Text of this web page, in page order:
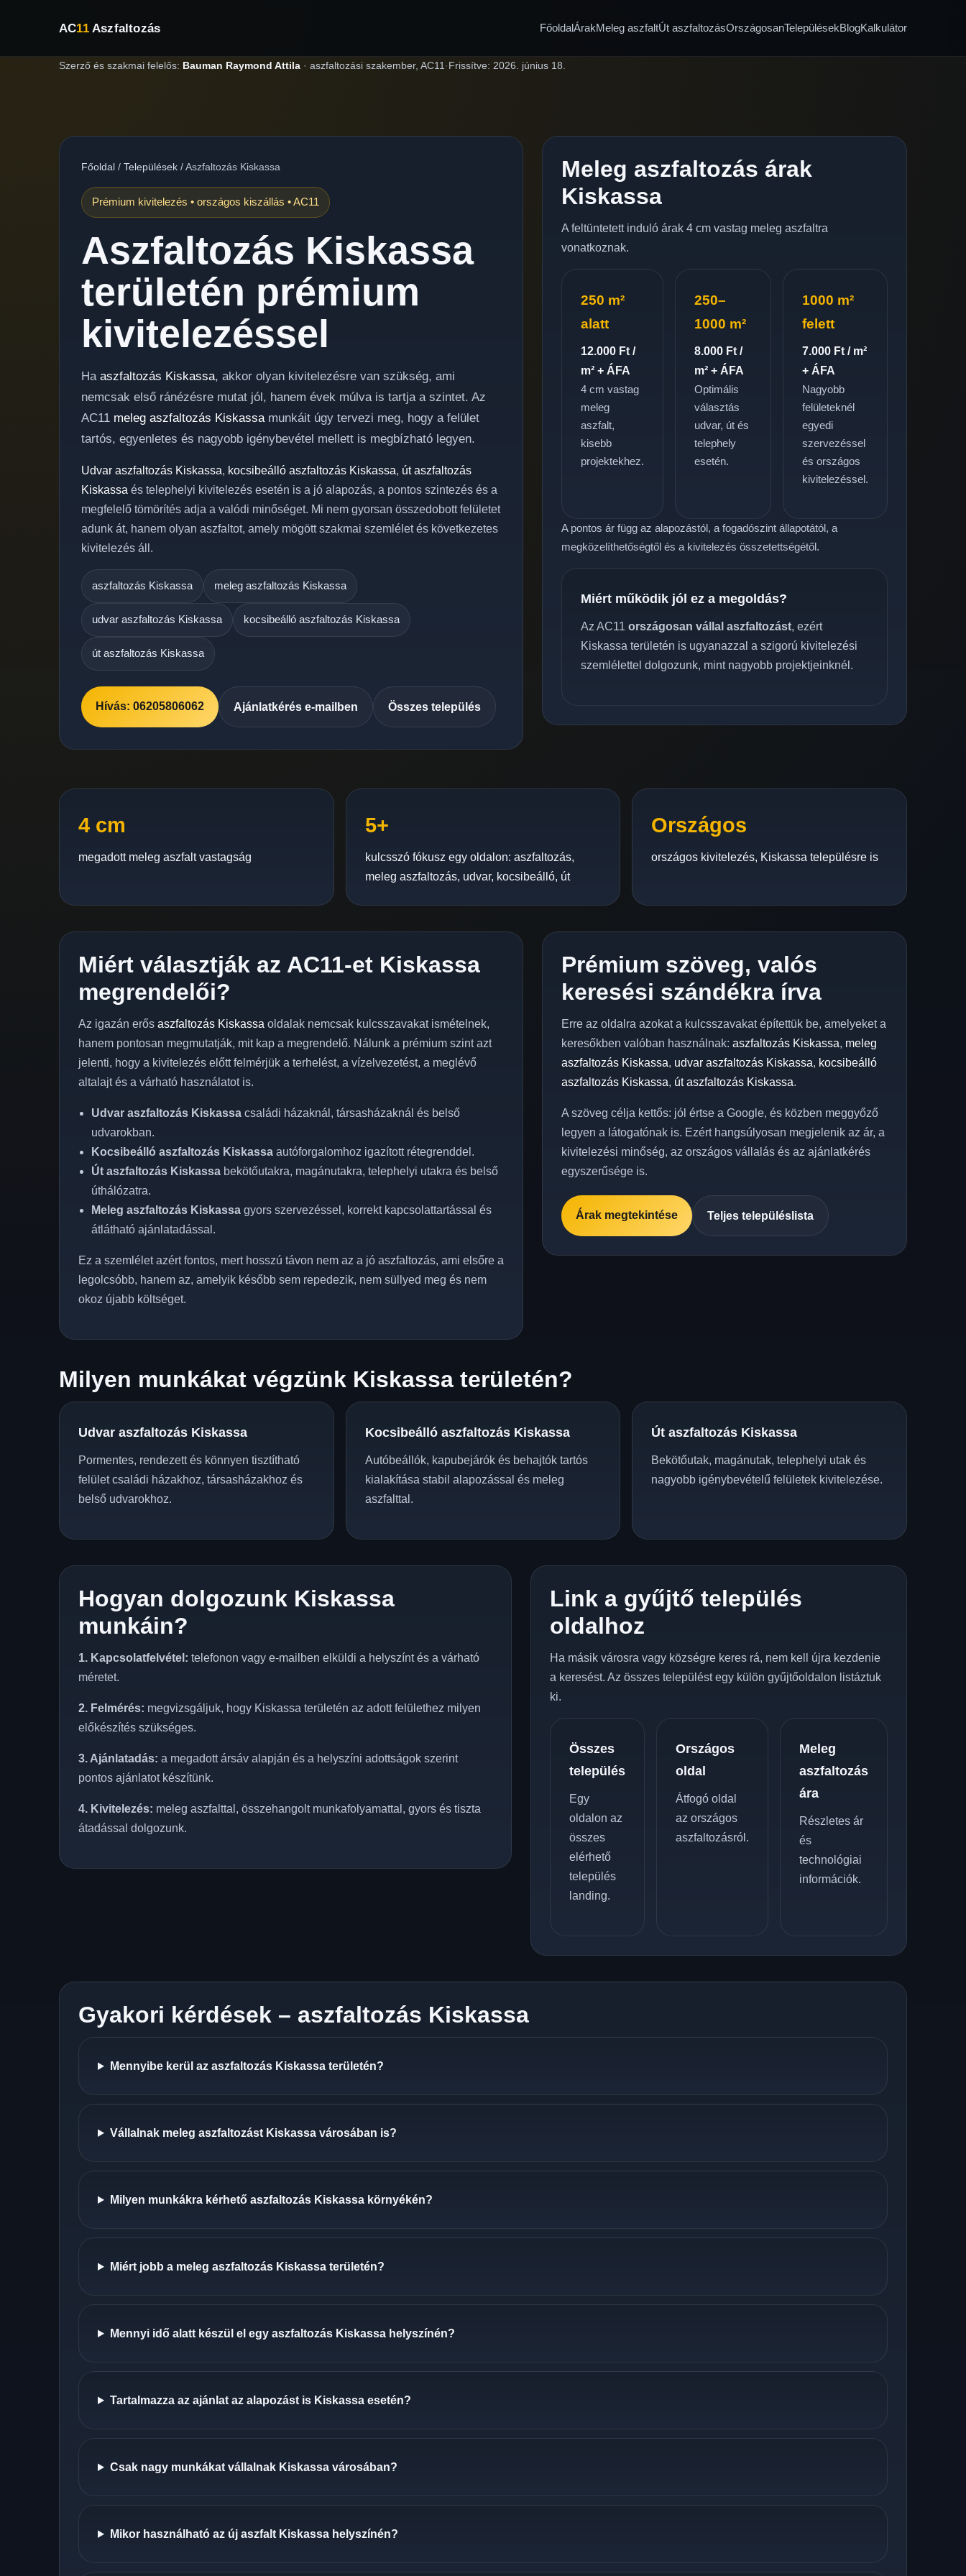
AC11Aszfaltozás FőoldalÁrakMeleg aszfaltÚt aszfaltozásOrszágosanTelepülésekBlogKalkulátor
Szerző és szakmai felelős: Bauman Raymond Attila · aszfaltozási szakember, AC11 ·Frissítve: 2026. június 18.
Főoldal / Települések /Aszfaltozás Kiskassa
Prémium kivitelezés • országos kiszállás • AC11
Aszfaltozás Kiskassa
területén prémium
kivitelezéssel
Ha aszfaltozás Kiskassa, akkor olyan kivitelezésre van szükség, ami
nemcsak első ránézésre mutat jól, hanem évek múlva is tartja a szintet. Az
AC11 meleg aszfaltozás Kiskassamunkáit úgy tervezi meg, hogy a felület
tartós, egyenletes és nagyobb igénybevétel mellett is megbízható legyen.
Udvar aszfaltozás Kiskassa, kocsibeálló aszfaltozás Kiskassa, út aszfaltozás
Kiskassa és telephelyi kivitelezés esetén is a jó alapozás, a pontos szintezés és a
megfelelő tömörítés adja a valódi minőséget. Mi nem gyorsan összedobott felületet
adunk át, hanem olyan aszfaltot, amely mögött szakmai szemlélet és következetes
kivitelezés áll.
aszfaltozás Kiskassa meleg aszfaltozás Kiskassa
udvar aszfaltozás Kiskassa kocsibeálló aszfaltozás Kiskassa
út aszfaltozás Kiskassa
Hívás: 06205806062 Ajánlatkérés e-mailben Összes település
Meleg aszfaltozás árak
Kiskassa
A feltüntetett induló árak 4 cm vastag meleg aszfaltra
vonatkoznak.
250 m²
alatt
12.000 Ft /
m² + ÁFA
4 cm vastag
meleg
aszfalt,
kisebb
projektekhez.
250–
1000 m²
8.000 Ft /
m² + ÁFA
Optimális
választás
udvar, út és
telephely
esetén.
1000 m²
felett
7.000 Ft / m²
+ ÁFA
Nagyobb
felületeknél
egyedi
szervezéssel
és országos
kivitelezéssel.
A pontos ár függ az alapozástól, a fogadószint állapotától, a
megközelíthetőségtől és a kivitelezés összetettségétől.
Miért működik jól ez a megoldás?
Az AC11országosan vállal aszfaltozást, ezért
Kiskassa területén is ugyanazzal a szigorú kivitelezési
szemlélettel dolgozunk, mint nagyobb projektjeinknél.
4 cm
megadott meleg aszfalt vastagság
5+
kulcsszó fókusz egy oldalon: aszfaltozás,
meleg aszfaltozás, udvar, kocsibeálló, út
Országos
országos kivitelezés, Kiskassa településre is
Miért választják az AC11-et Kiskassa
megrendelői?
Az igazán erős aszfaltozás Kiskassa oldalak nemcsak kulcsszavakat ismételnek,
hanem pontosan megmutatják, mit kap a megrendelő. Nálunk a prémium szint azt
jelenti, hogy a kivitelezés előtt felmérjük a terhelést, a vízelvezetést, a meglévő
altalajt és a várható használatot is.
Udvar aszfaltozás Kiskassa családi házaknál, társasházaknál és belső
udvarokban.
Kocsibeálló aszfaltozás Kiskassa autóforgalomhoz igazított rétegrenddel.
Út aszfaltozás Kiskassa bekötőutakra, magánutakra, telephelyi utakra és belső
úthálózatra.
Meleg aszfaltozás Kiskassa gyors szervezéssel, korrekt kapcsolattartással és
átlátható ajánlatadással.
Ez a szemlélet azért fontos, mert hosszú távon nem az a jó aszfaltozás, ami elsőre a
legolcsóbb, hanem az, amelyik később sem repedezik, nem süllyed meg és nem
okoz újabb költséget.
Prémium szöveg, valós
keresési szándékra írva
Erre az oldalra azokat a kulcsszavakat építettük be, amelyeket a
keresőkben valóban használnak:aszfaltozás Kiskassa, meleg
aszfaltozás Kiskassa, udvar aszfaltozás Kiskassa, kocsibeálló
aszfaltozás Kiskassa, út aszfaltozás Kiskassa.
A szöveg célja kettős: jól értse a Google, és közben meggyőző
legyen a látogatónak is. Ezért hangsúlyosan megjelenik az ár, a
kivitelezési minőség, az országos vállalás és az ajánlatkérés
egyszerűsége is.
Árak megtekintése Teljes településlista
Milyen munkákat végzünk Kiskassa területén?
Udvar aszfaltozás Kiskassa
Pormentes, rendezett és könnyen tisztítható
felület családi házakhoz, társasházakhoz és
belső udvarokhoz.
Kocsibeálló aszfaltozás Kiskassa
Autóbeállók, kapubejárók és behajtók tartós
kialakítása stabil alapozással és meleg
aszfalttal.
Út aszfaltozás Kiskassa
Bekötőutak, magánutak, telephelyi utak és
nagyobb igénybevételű felületek kivitelezése.
Hogyan dolgozunk Kiskassa
munkáin?
1. Kapcsolatfelvétel: telefonon vagy e-mailben elküldi a helyszínt és a várható
méretet.
2. Felmérés: megvizsgáljuk, hogy Kiskassa területén az adott felülethez milyen
előkészítés szükséges.
3. Ajánlatadás: a megadott ársáv alapján és a helyszíni adottságok szerint
pontos ajánlatot készítünk.
4. Kivitelezés: meleg aszfalttal, összehangolt munkafolyamattal, gyors és tiszta
átadással dolgozunk.
Link a gyűjtő település
oldalhoz
Ha másik városra vagy községre keres rá, nem kell újra kezdenie
a keresést. Az összes települést egy külön gyűjtőoldalon listáztuk
ki.
Összes
település
Egy
oldalon az
összes
elérhető
település
landing.
Országos
oldal
Átfogó oldal
az országos
aszfaltozásról.
Meleg
aszfaltozás
ára
Részletes ár
és
technológiai
információk.
Gyakori kérdések – aszfaltozás Kiskassa
Mennyibe kerül az aszfaltozás Kiskassa területén?
Vállalnak meleg aszfaltozást Kiskassa városában is?
Milyen munkákra kérhető aszfaltozás Kiskassa környékén?
Miért jobb a meleg aszfaltozás Kiskassa területén?
Mennyi idő alatt készül el egy aszfaltozás Kiskassa helyszínén?
Tartalmazza az ajánlat az alapozást is Kiskassa esetén?
Csak nagy munkákat vállalnak Kiskassa városában?
Mikor használható az új aszfalt Kiskassa helyszínén?